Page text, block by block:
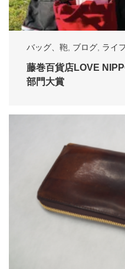
バッグ、鞄, ブログ, ライ
藤巻百貨店LOVE
部門大賞